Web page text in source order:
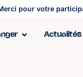
pour votre
Actualités